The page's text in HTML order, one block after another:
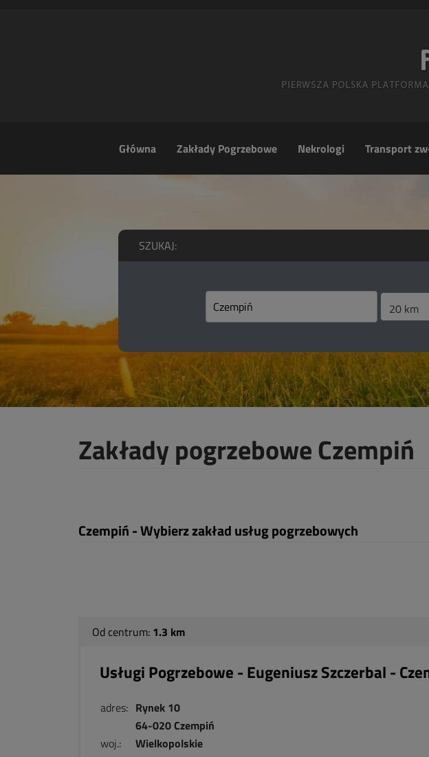
Główna Zakłady Pogrzebowe Nekrologi Transport
SZUKAJ:
Zakłady pogrzebowe Czempiń
Czempiń - Wybierz zakład usług pogrzebowych
Od centrum: 1.3 km
Usługi Pogrzebowe - Eugeniusz Szczerbal -
adres: Rynek 10
64-020 Czempiń
woj.:
Wielkopolskie